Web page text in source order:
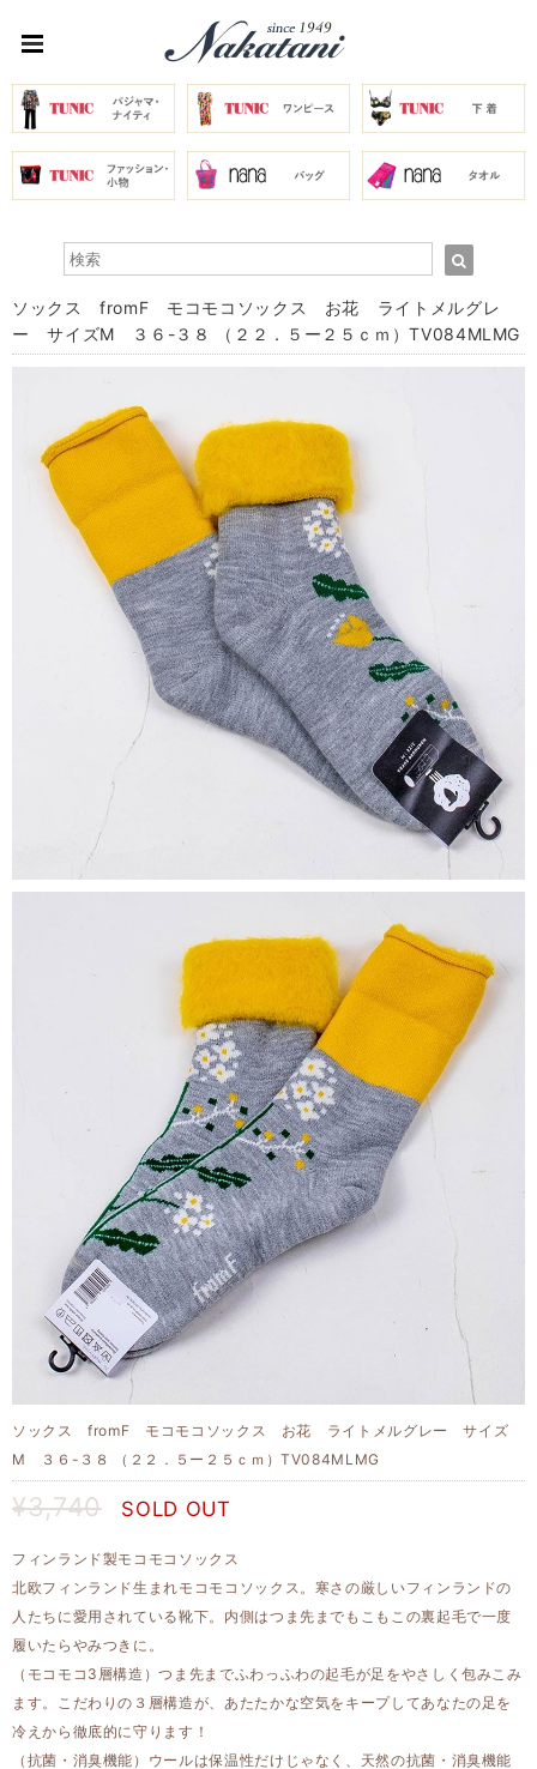
ソックス fromF モコモコソックス お花 ライトメルグレ
ー サイズM ３６-３８ （２２．５ー２５ｃｍ）TV084MLMG
ソックス fromF モコモコソックス お花 ライトメルグレー サイズ
M ３６-３８ （２２．５ー２５ｃｍ）TV084MLMG
¥3,740 SOLD OUT
フィンランド製モコモコソックス
北欧フィンランド生まれモコモコソックス。寒さの厳しいフィンランドの
人たちに愛用されている靴下。内側はつま先までもこもこの裏起毛で一度
履いたらやみつきに。
（モコモコ3層構造）つま先までふわっふわの起毛が足をやさしく包みこみ
ます。こだわりの３層構造が、あたたかな空気をキープしてあなたの足を
冷えから徹底的に守ります！
（抗菌・消臭機能）ウールは保温性だけじゃなく、天然の抗菌・消臭機能